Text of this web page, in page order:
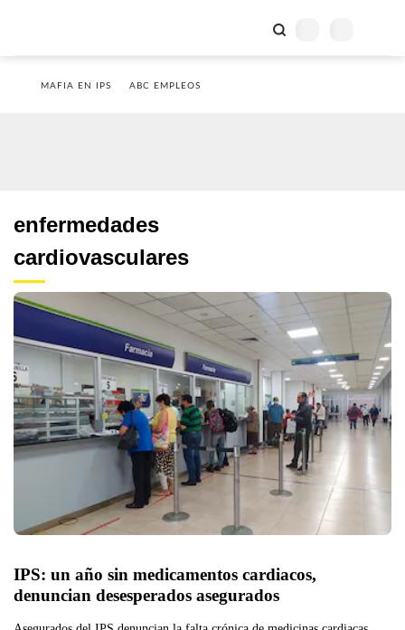
MAFIA EN IPS ABC EMPLEOS
enfermedades
cardiovasculares
IPS: un año sin medicamentos cardiacos,
denuncian desesperados asegurados